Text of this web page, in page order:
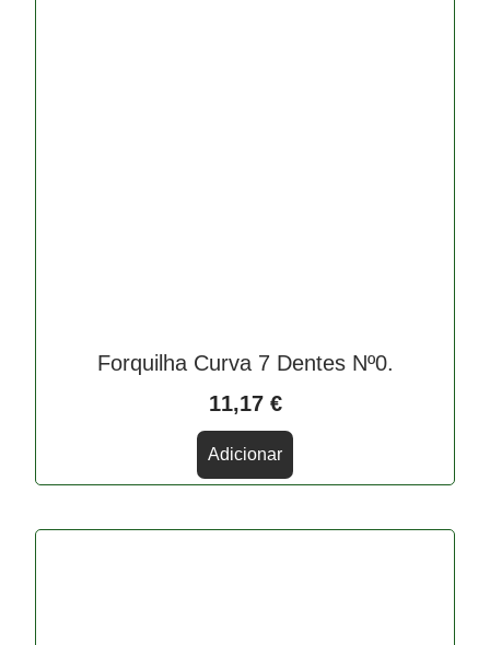
Forquilha Curva 7 Dentes Nº0.
11,17 €
Adicionar